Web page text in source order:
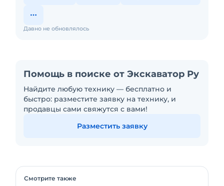
Давно не обновлялось
Помощь в поиске от Экскаватор Ру
Найдите любую технику — бесплатно и
быстро: разместите заявку на технику, и
продавцы сами свяжутся с вами!
Разместить заявку
Смотрите также